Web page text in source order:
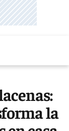
la